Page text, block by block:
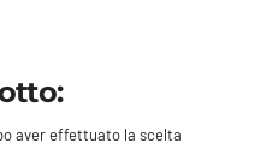
aver effettuato la scelta